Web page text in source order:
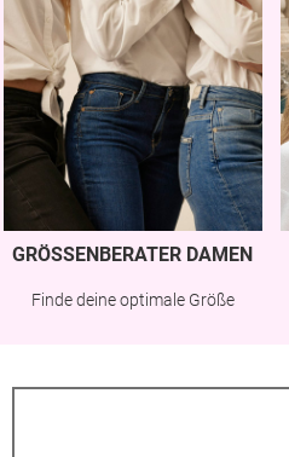
GRÖSSENBERATER DAMEN
Finde deine optimale Größe